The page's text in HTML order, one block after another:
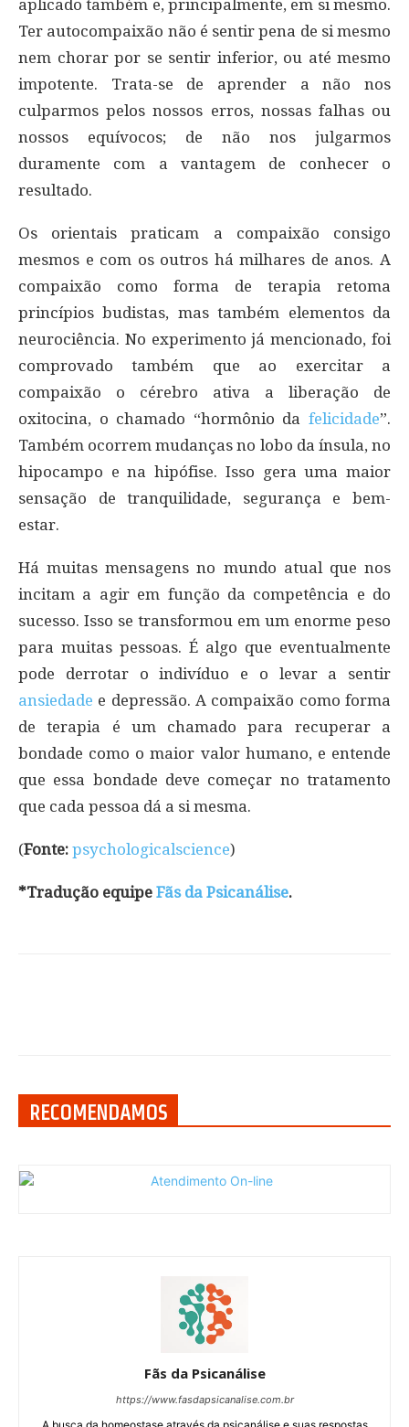
aplicado também e, principalmente, em si mesmo.
Ter autocompaixão não é sentir pena de si mesmo
nem chorar por se sentir inferior, ou até mesmo
impotente. Trata-se de aprender a não nos
culparmos pelos nossos erros, nossas falhas ou
nossos equívocos; de não nos julgarmos
duramente com a vantagem de conhecer o
resultado.
Os orientais praticam a compaixão consigo
mesmos e com os outros há milhares de anos. A
compaixão como forma de terapia retoma
princípios budistas, mas também elementos da
neurociência. No experimento já mencionado, foi
comprovado também que ao exercitar a
compaixão o cérebro ativa a liberação de
oxitocina, o chamado “hormônio da felicidade”.
Também ocorrem mudanças no lobo da ínsula, no
hipocampo e na hipófise. Isso gera uma maior
sensação de tranquilidade, segurança e bem-
estar.
Há muitas mensagens no mundo atual que nos
incitam a agir em função da competência e do
sucesso. Isso se transformou em um enorme peso
para muitas pessoas. É algo que eventualmente
pode derrotar o indivíduo e o levar a sentir
ansiedade e depressão. A compaixão como forma
de terapia é um chamado para recuperar a
bondade como o maior valor humano, e entende
que essa bondade deve começar no tratamento
que cada pessoa dá a si mesma.
(Fonte: psychologicalscience)
*Tradução equipe Fãs da Psicanálise.
RECOMENDAMOS
Fãs da Psicanálise
https://www.fasdapsicanalise.com.br